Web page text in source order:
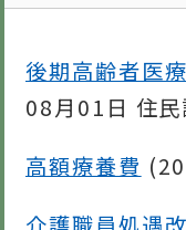
後期高齢者医
08月01日 住
高額療養費 (